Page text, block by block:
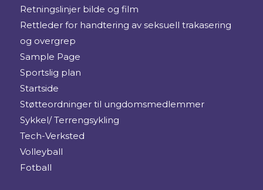
Retningslinjer bilde og film
Rettleder for handtering av seksuell trakasering
og overgrep
Sample Page
Sportslig plan
Startside
Støtteordninger til ungdomsmedlemmer
Sykkel/ Terrengsykling
Tech-Verksted
Volleyball
Fotball